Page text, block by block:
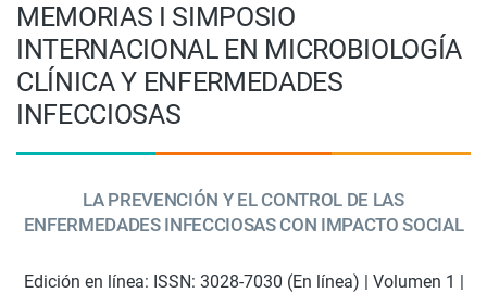
MEMORIAS I SIMPOSIO
INTERNACIONAL EN MICROBIOLOGÍA
CLÍNICA Y ENFERMEDADES
INFECCIOSAS
LA PREVENCIÓN Y EL CONTROL DE LAS
ENFERMEDADES INFECCIOSAS CON IMPACTO SOCIAL
Edición en línea: ISSN: 3028-7030 (En línea) | Volumen 1 |